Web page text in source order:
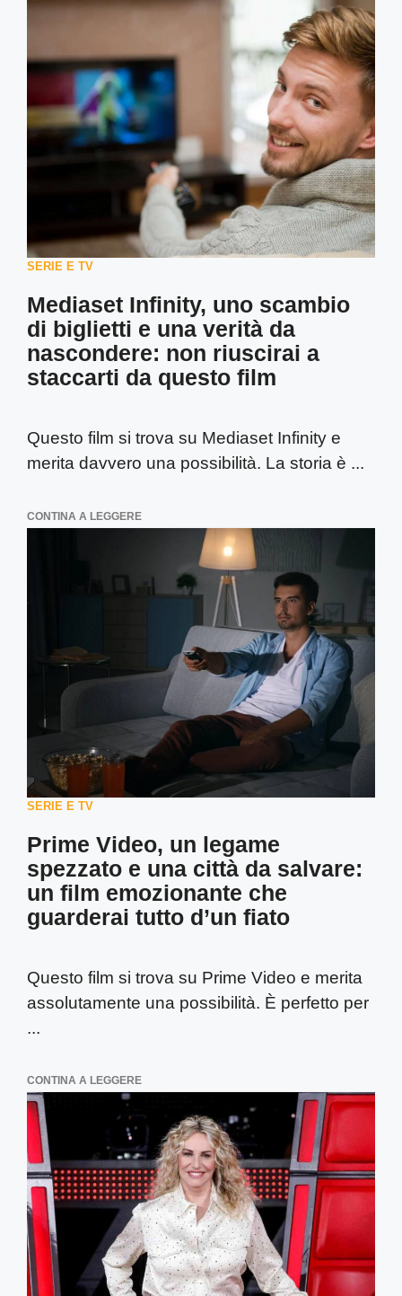
SERIE E TV
Mediaset Infinity, uno scambio
di biglietti e una verità da
nascondere: non riuscirai a
staccarti da questo film
Questo film si trova su Mediaset Infinity e
merita davvero una possibilità. La storia è ...
CONTINA A LEGGERE
SERIE E TV
Prime Video, un legame
spezzato e una città da salvare:
un film emozionante che
guarderai tutto d’un fiato
Questo film si trova su Prime Video e merita
assolutamente una possibilità. È perfetto per
...
CONTINA A LEGGERE